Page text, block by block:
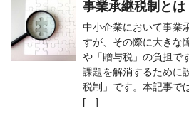
事業承継税制とは
中小企業において事業
すが、その際に大きな
や「贈与税」の負担で
課題を解消するために
税制」です。本記事で
[…]